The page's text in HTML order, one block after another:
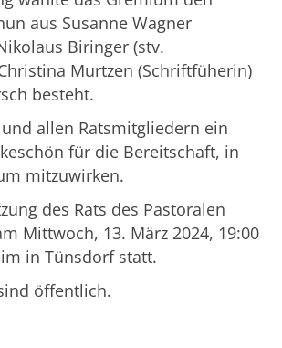
aus Susanne Wagner
Biringer (stv.
Murtzen (Schriftfüherin)
besteht.
allen Ratsmitgliedern ein
für die Bereitschaft, in
mitzuwirken.
des Rats des Pastoralen
Mittwoch, 13. März 2024, 19:00
in Tünsdorf statt.
öffentlich.